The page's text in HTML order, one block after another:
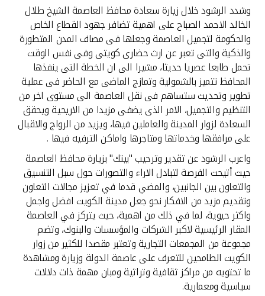
ماليزيا
تركيا
مصر
المملكة المتحدة
مملكة البحرين
وشدد الرشود خلال زيارة سعادة محافظ العاصمة الشيخ طلال
الخالد الاحمد الصباح على اهمية تضافر جهود القطاع الخاص
والحكومة لتجميل العاصمة وجعلها فى مصاف المدن المتطورة
والذكية والتى تعبر عن ارث حضارى كويتى وفى نفس الوقت
تحمل طابعا عصريا حديثا، مشيرا الى ان الخطة التى ينفذها
المحافظ تتميز بالشمولية وتمازج الماضى مع الحاضر فى عملية
تطوير وتحديث ستساهم فى نقل العاصمة الى مستوى اخر من
التنظيم والتجميل، الامر الذى يضفى مزيدا من الاريحية ويحقق
السعادة لزوار المدينة والعاملين فيها، ويزيد من الرواج والاقبال
على مرافقها وخدماتها ومتاجرها واماكن الترفيه فيها .
واعرب الرشود عن تقدير وترحيب "بيتك" بزيارة محافظ العاصمة
حيث أتيحت الفرصة لتبادل الاراء والتصورات حول سبل التنسيق
والتعاون بين الجانبين، والمضي قدما في تعزيز مجالات التعاون
وتقديم مزيد من الافكار نحو جعل مدينة الكويت افضل واجمل
واكثر حيوية، لما في ذلك من اهمية، حيث يتركز في العاصمة
المقار الرئيسية لاكبر الشركات والمؤسسات والبنوك، وتضم
مجموعة من المجمعات التجارية وتعتبر مقصدا للكثير من زوار
الكويت الطامحين للتعرف على عاصمة الدولة وزيارة ومشاهدة
ما تحتويه من مراكز ثقافية وتراثية ومبان مهمة ذات دلالات
سياسية ومعمارية.